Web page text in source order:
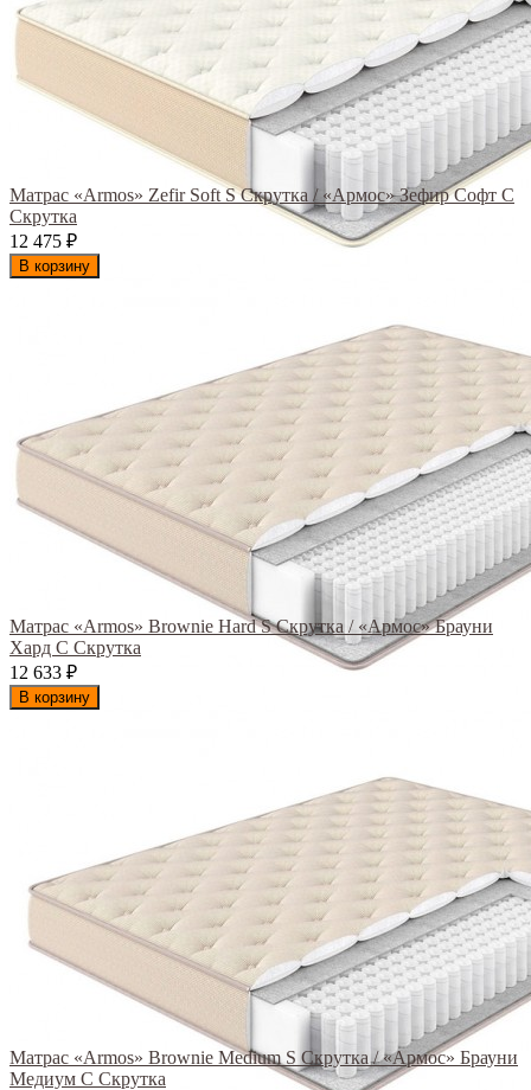
Матрас «Armos» Zefir Soft S Скрутка / «Армос» Зефир Софт С
Скрутка
12 475 ₽
В корзину
Матрас «Armos» Brownie Hard S Скрутка / «Армос» Брауни
Хард С Скрутка
12 633 ₽
В корзину
Матрас «Armos» Brownie Medium S Скрутка / «Армос» Брауни
Медиум С Скрутка